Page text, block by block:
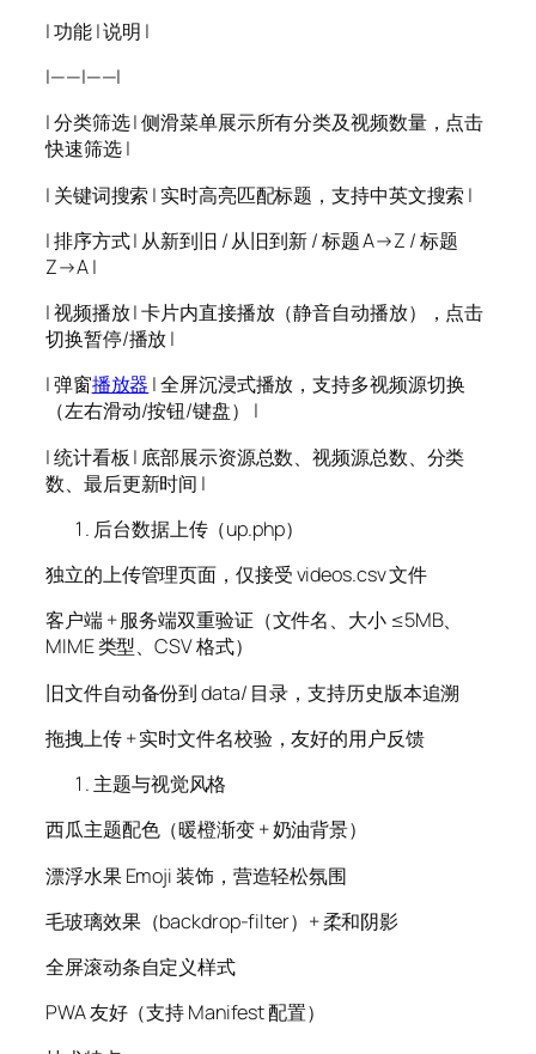
| 功能 | 说明 |
|——|——|
| 分类筛选 | 侧滑菜单展示所有分类及视频数量，点击
快速筛选 |
| 关键词搜索 | 实时高亮匹配标题，支持中英文搜索 |
| 排序方式 | 从新到旧 / 从旧到新 / 标题 A→Z / 标题
Z→A |
| 视频播放 | 卡片内直接播放（静音自动播放），点击
切换暂停/播放 |
| 弹窗播放器 | 全屏沉浸式播放，支持多视频源切换
（左右滑动/按钮/键盘） |
| 统计看板 | 底部展示资源总数、视频源总数、分类
数、最后更新时间 |
后台数据上传（up.php）
独立的上传管理页面，仅接受 videos.csv 文件
客户端 + 服务端双重验证（文件名、大小 ≤5MB、
MIME 类型、CSV 格式）
旧文件自动备份到 data/ 目录，支持历史版本追溯
拖拽上传 + 实时文件名校验，友好的用户反馈
主题与视觉风格
西瓜主题配色（暖橙渐变 + 奶油背景）
漂浮水果 Emoji 装饰，营造轻松氛围
毛玻璃效果（backdrop-filter）+ 柔和阴影
全屏滚动条自定义样式
PWA 友好（支持 Manifest 配置）